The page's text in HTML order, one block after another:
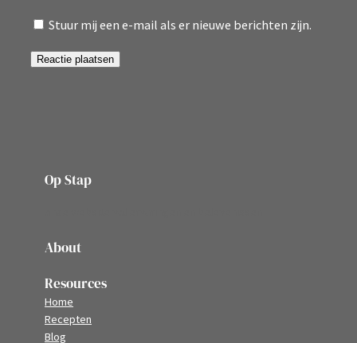
Stuur mij een e-mail als er nieuwe berichten zijn.
Op Stap
About
Resources
Home
Recepten
Blog